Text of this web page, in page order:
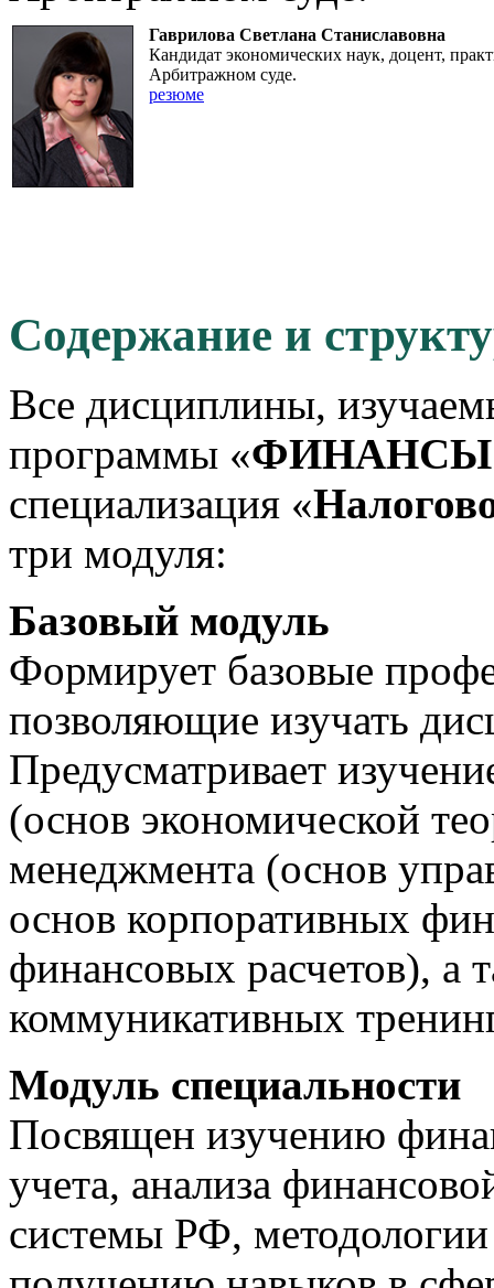
Гаврилова Светлана Станиславовна
Кандидат экономических наук, доцент,
Арбитражном суде.
резюме
Содержание и
Все дисциплины,
программы «ФИНАНСЫ
специализация «
три модуля:
Базовый модуль
Формирует базовые
позволяющие изучать
Предусматривает
(основ экономической
менеджмента (основ
основ корпоративных
финансовых расчетов), а
коммуникативных
Модуль специальности
Посвящен изучению
учета, анализа
системы РФ,